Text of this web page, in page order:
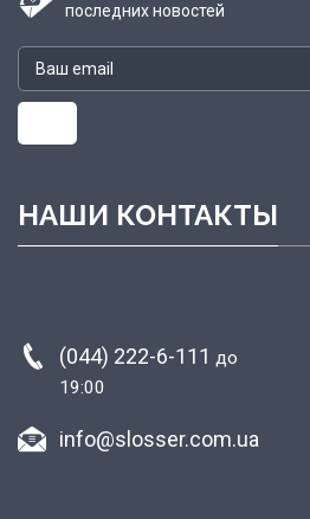
последних новостей
НАШИ КОНТАКТЫ
(044) 222-6-111 до
19:00
info@slosser.com.ua